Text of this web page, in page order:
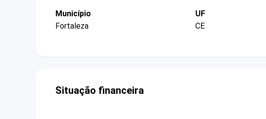
Município
Fortaleza
UF
CE
Situação financeira